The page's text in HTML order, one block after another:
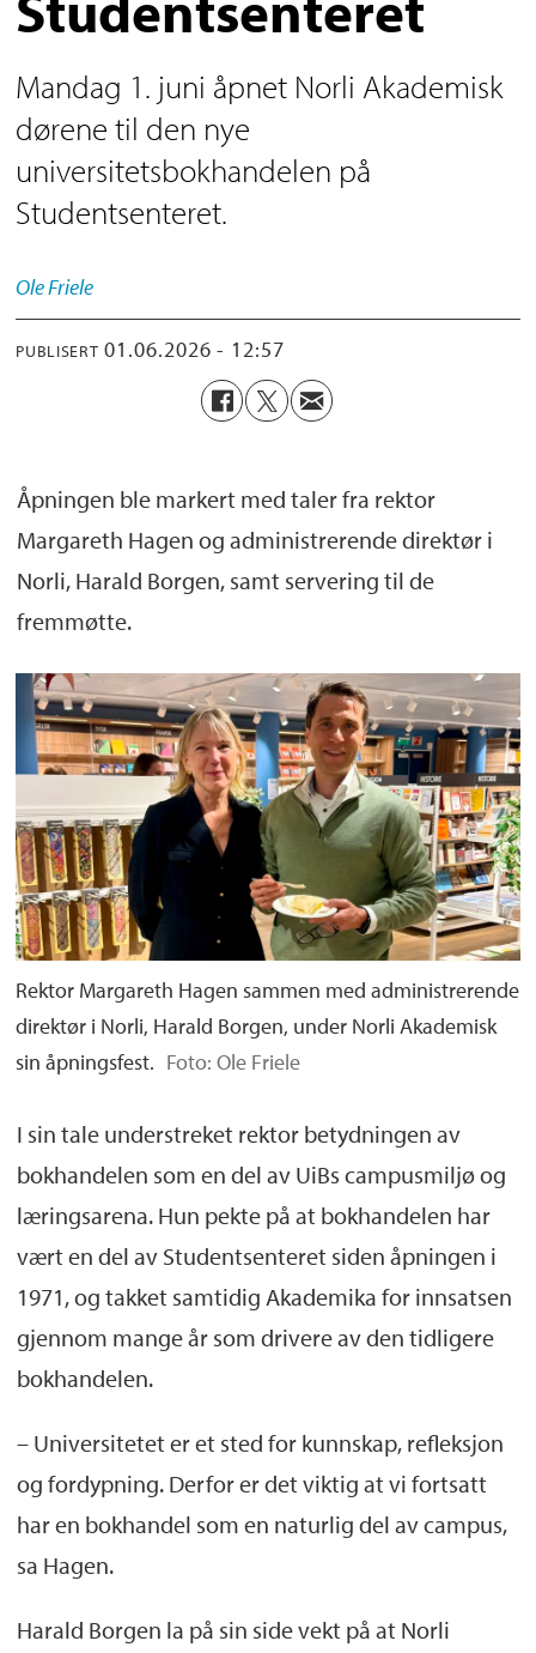
Mandag 1. juni åpnet Norli Akademisk
dørene til den nye
universitetsbokhandelen på
Studentsenteret.
OleFriele
PUBLISERT 01.06.2026 - 12:57
Åpningen ble markert med taler fra rektor
Margareth Hagen og administrerende direktør i
Norli, Harald Borgen, samt servering til de
fremmøtte.
Rektor Margareth Hagen sammen med administrerende
direktør i Norli, Harald Borgen, under Norli Akademisk
sin åpningsfest. Foto: Ole Friele
I sin tale understreket rektor betydningen av
bokhandelen som en del av UiBs campusmiljø og
læringsarena. Hun pekte på at bokhandelen har
vært en del av Studentsenteret siden åpningen i
1971, og takket samtidig Akademika for innsatsen
gjennom mange år som drivere av den tidligere
bokhandelen.
– Universitetet er et sted for kunnskap, refleksjon
og fordypning. Derfor er det viktig at vi fortsatt
har en bokhandel som en naturlig del av campus,
sa Hagen.
Harald Borgen la på sin side vekt på at Norli